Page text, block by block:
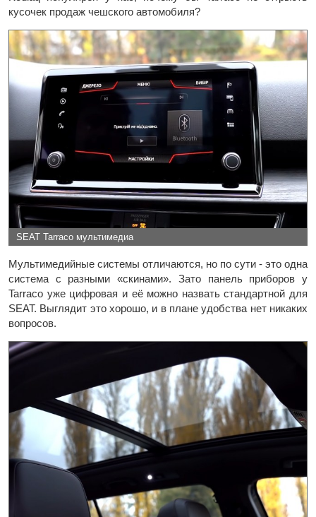
кусочек продаж чешского автомобиля?
SEAT Tarraco мультимедиа
Мультимедийные системы отличаются, но по сути - это одна
система с разными «скинами». Зато панель приборов у
Tarraco уже цифровая и её можно назвать стандартной для
SEAT. Выглядит это хорошо, и в плане удобства нет никаких
вопросов.